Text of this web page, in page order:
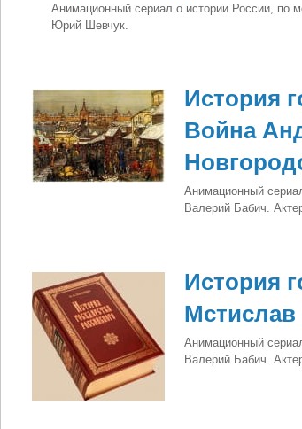
Анимационный сериал о истории России, по
Юрий Шевчук.
История
Война
Анимационный
Валерий Бабич.
История
Мстислав
Анимационный
Валерий Бабич.